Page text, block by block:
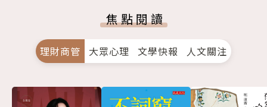
焦點閱讀
理財商管 大眾心理 文學快報 人文關注